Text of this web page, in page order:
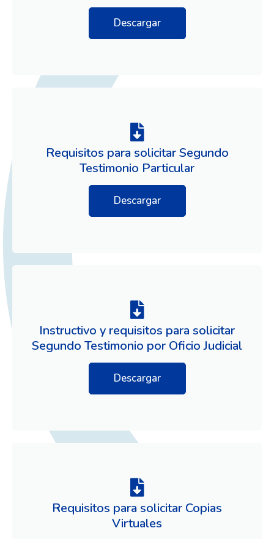
Descargar
Requisitos para solicitar Segundo
Testimonio Particular
Descargar
Instructivo y requisitos para solicitar
Segundo Testimonio por Oficio Judicial
Descargar
Requisitos para solicitar Copias
Virtuales